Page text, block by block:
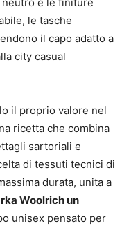
le tasche
il capo adatto a
city casual
il proprio valore nel
ricetta che combina
sartoriali e
di tessuti tecnici di
durata, unita a
Woolrich un
unisex pensato per